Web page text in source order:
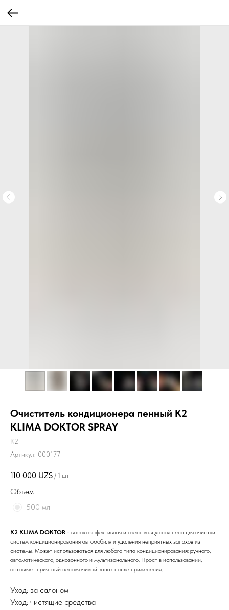
Очиститель кондиционера пенный K2
KLIMA DOKTOR SPRAY
K2
Артикул: 000177
110 000 UZS / 1 шт
Объем
500 мл
K2 KLIMA DOKTOR - высокоэффективная и очень воздушная пена для очистки
систем кондиционирования автомобиля и удаления неприятных запахов из
системы. Может использоваться для любого типа кондиционирования: ручного,
автоматического, однозонного и мультизонального. Прост в использовании,
оставляет приятный ненавязчивый запах после применения.
Уход: за салоном
Уход: чистящие средства